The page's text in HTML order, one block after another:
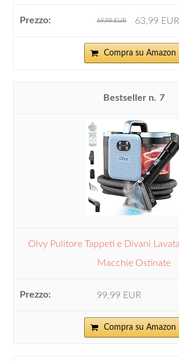
69,99 EUR 63,99 EUR
Compra su Amazon
7
Olvy Pulitore Tappeti e Divani
Macchie Ostinate
99,99 EUR
Compra su Amazon